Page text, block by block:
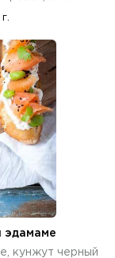
эдамаме
кунжут черный